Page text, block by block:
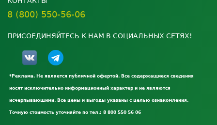
8 (800) 550-56-06
ПРИСОЕДИНЯЙТЕСЬ К НАМ В СОЦИАЛЬНЫХ СЕТЯХ!
*Реклама. Не является публичной офертой. Все содержащиеся сведения
носят исключительно информационный характер и не являются
исчерпывающими. Все цены и выгоды указаны с целью ознакомления.
Точную стоимость уточняйте по тел.: 8 800 550 56 06